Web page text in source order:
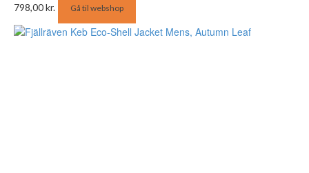
798,00kr. Gå til webshop